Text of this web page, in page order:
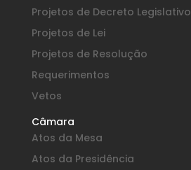
Projetos de Decreto Legislativo
Projetos de Lei
Projetos de Resolução
Requerimentos
Vetos
Câmara
Atos da Mesa
Atos da Presidência